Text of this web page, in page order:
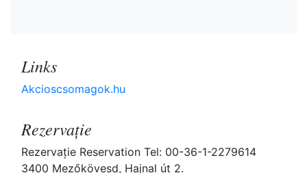
Links
Akcioscsomagok.hu
Rezervaţie
Rezervaţie Reservation Tel: 00-36-1-2279614
3400 Mezőkövesd, Hajnal út 2.